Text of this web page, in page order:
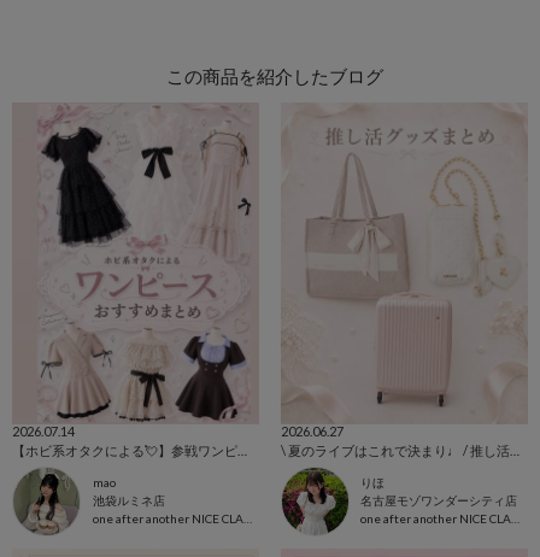
この商品を紹介したブログ
2026.07.14
mao
池袋ルミネ店
one after another NICE CLAUP
2026.06.27
\ 夏のライブはこれで決まり♩ / 推し活グッズまとめ🪄︎︎◝✩
りほ
名古屋モゾワンダーシティ店
one after another NICE CLAUP